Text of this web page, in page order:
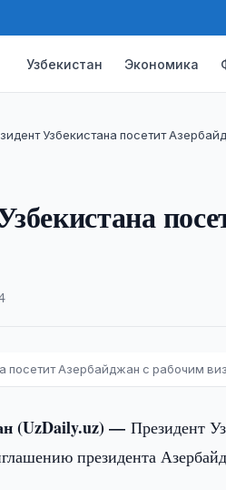
Узбекистан Экономика
Узбекистана посетит
посетит Азербайджан с рабочим
(UzDaily.uz) —Президент
президента